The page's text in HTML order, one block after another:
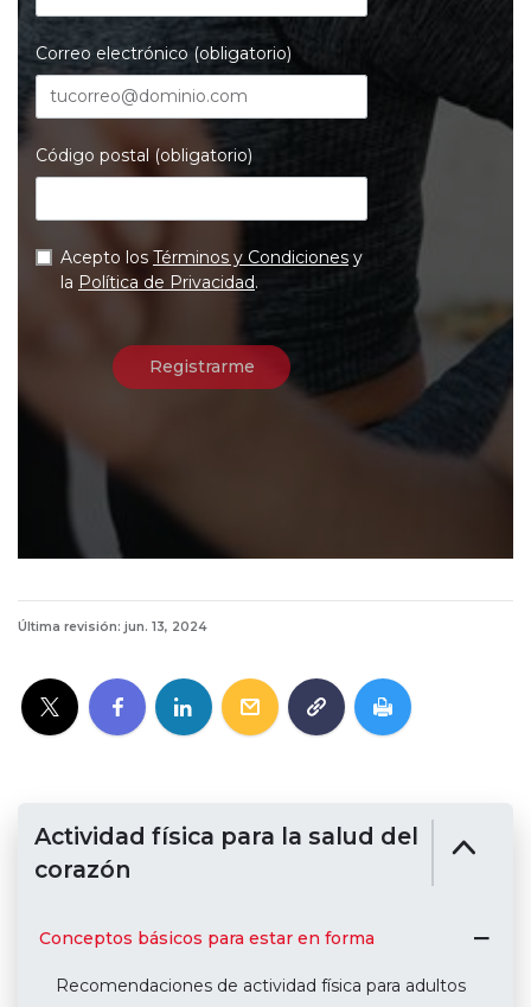
Correo electrónico (obligatorio)
Código postal (obligatorio)
Acepto los Términos y Condiciones y
la Política de Privacidad.
Última revisión: jun. 13, 2024
Actividad física para la salud del
corazón
Conceptos básicos para estar en forma
Recomendaciones de actividad física para adultos